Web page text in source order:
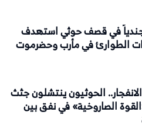
45 جندياً في قصف حوثي استهدف
الطوارئ في مأرب وحضرموت
الحوثيون ينتشلون جثث
الصاروخية» في نفق بين